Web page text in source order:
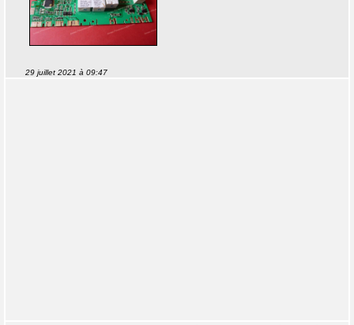
29 juillet 2021 à 09:47